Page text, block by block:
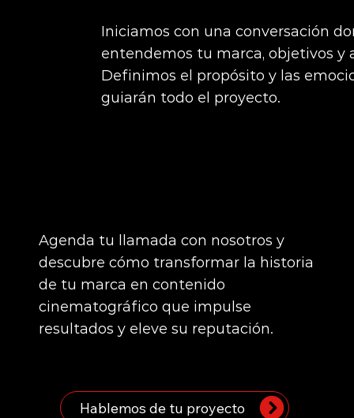
Iniciamos con una conversación
entendemos tu marca, objetivos y
Definimos el propósito y las
guiarán todo el proyecto.
Agenda tu llamada con nosotros y
descubre cómo transformar la historia
de tu marca en contenido
cinematográfico que impulse
resultados y eleve su reputación.
Hablemos de tu proyecto